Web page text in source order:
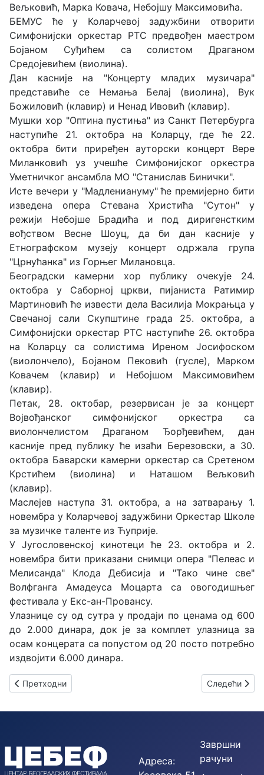
Вељковић, Марка Ковача, Небојшу Максимовића.
БЕМУС ће у Коларчевој задужбини отворити
Симфонијски оркестар РТС предвођен маестром
Бојаном Суђићем са солистом Драганом
Средојевићем (виолина).
Дан касније на "Концерту младих музичара"
представиће се Немања Белај (виолина), Вук
Божиловић (клавир) и Ненад Ивовић (клавир).
Мушки хор "Оптина пустиња" из Санкт Петербурга
наступиће 21. октобра на Коларцу, где ће 22.
октобра бити приређен ауторски концерт Вере
Миланковић уз учешће Симфонијског оркестра
Уметничког ансамбла МО "Станислав Бинички".
Исте вечери у "Мадлениануму" ће премијерно бити
изведена опера Стевана Христића "Сутон" у
режији Небојше Брадића и под диригенстким
вођством Весне Шоуц, да би дан касније у
Етнографском музеју концерт одржала група
"Црнућанка" из Горњег Милановца.
Београдски камерни хор публику очекује 24.
октобра у Саборној цркви, пијаниста Ратимир
Мартиновић ће извести дела Василија Мокрањца у
Свечаној сали Скупштине града 25. октобра, а
Симфонијски оркестар РТС наступиће 26. октобра
на Коларцу са солистима Иреном Јосифоском
(виолончело), Бојаном Пековић (гусле), Марком
Ковачем (клавир) и Небојшом Максимовићем
(клавир).
Петак, 28. октобар, резервисан је за концерт
Војвођанског симфонијског оркестра са
виолончелистом Драганом Ђорђевићем, дан
касније пред публику ће изаћи Березовски, а 30.
октобра Баварски камерни оркестар са Сретеном
Крстићем (виолина) и Наташом Вељковић
(клавир).
Маслејев наступа 31. октобра, а на затварању 1.
новембра у Коларчевој задужбини Оркестар Школе
за музичке таленте из Ћуприје.
У Југословенској кинотеци ће 23. октобра и 2.
новембра бити приказани снимци опера "Пелеас и
Мелисанда" Клода Дебисија и "Тако чине све"
Волфганга Амадеуса Моцарта са овогодишњег
фестивала у Екс-ан-Провансу.
Улазнице су од сутра у продаји по ценама од 600
до 2.000 динара, док је за комплет улазница за
осам концерата са попустом од 20 посто потребно
издвојити 6.000 динара.
Претходни чланак: Отварање 48. БЕМУС-а
Претходни Следећи
Следећи
Адреса:
Завршни
рачуни